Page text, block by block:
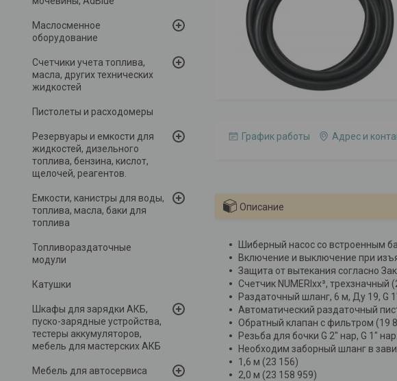
Маслосменное
оборудование
Счетчики учета топлива,
масла, других технических
жидкостей
Пистолеты и расходомеры
Резервуары и емкости для
жидкостей, дизельного
топлива, бензина, кислот,
щелочей, реагентов.
Емкости, канистры для воды,
топлива, масла, баки для
топлива
Топливораздаточные
модули
Катушки
Шкафы для зарядки АКБ,
пуско-зарядные устройства,
тестеры аккумуляторов,
мебель для мастерских АКБ
Мебель для автосервиса
График работы Адрес и
Описание
Шиберный насос со встроенным
Включение и выключение при
Защита от вытекания согласно
Счетчик NUMERIxx³, трехзначный
Раздаточный шланг, 6 м, Ду 19, G
Автоматический раздаточный
Обратный клапан с фильтром (19
Резьба для бочки G 2" нар, G 1" нар.
Необходим заборный шланг в
1,6 м (23 156)
2,0 м (23 158 959)